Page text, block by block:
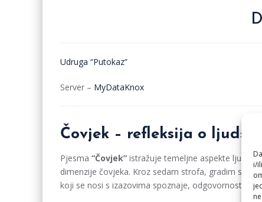
i/
Udruga “Putokaz”
Server – MyDataKnox
Čovjek – refleksija o
Pjesma “Čovjek” istražuje temeljne aspekte
dimenzije čovjeka. Kroz sedam strofa, gradim
koji se nosi s izazovima spoznaje, odgovornosti,